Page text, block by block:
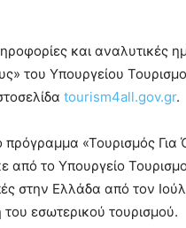
και αναλυτικές
του Υπουργείου
tourism4all.gov.gr.
πρόγραμμα «Τουρισμός
από το Υπουργείο
στην Ελλάδα από τον
του εσωτερικού τουρισμού.